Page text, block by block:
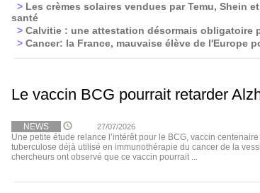
> Les crèmes solaires vendues par Temu, Shein
santé
> Calvitie : une attestation désormais obligatoire
> Cancer: la France, mauvaise élève de l'Europe
Le vaccin BCG pourrait retarder
NEWS 27/07/2026
Une petite étude relance l’intérêt pour le BCG, vaccin
tuberculose déjà utilisé en immunothérapie du cancer de la
chercheurs ont observé que ce vaccin pourrait ...